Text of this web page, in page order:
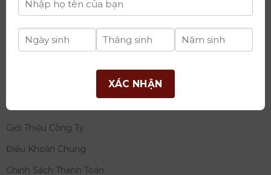
Việt Nam (BIDV)
tư quốc tế Ý-Việt
Tây Hồ, TP Hà Nội
THÔNG TIN
Giới Thiệu Công Ty
Điều Khoản Chung
Chính Sách Thanh Toán
XÁC NHẬN